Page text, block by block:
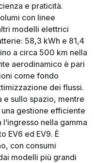
e praticità.
con linee
modelli elettrici
58,3 kWh e 81,4
a circa 500 km nella
aerodinamico è pari
come fondo
dei flussi.
e sullo spazio, mentre
gestione efficiente
nella gamma
EV6 ed EV9. È
con consumi
modelli più grandi